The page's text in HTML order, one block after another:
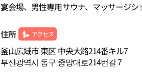
宴会場、男性専用サウナ、マッサージシ
住所 アクセス
釜山広域市 東区 中央大路214番キル7
부산광역시 동구 중앙대로214번길 7